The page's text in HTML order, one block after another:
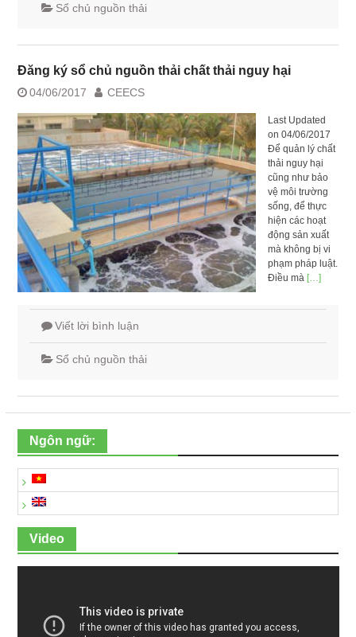
Sổ chủ nguồn thải
Đăng ký sổ chủ nguồn thải chất thải nguy hại
04/06/2017 CEECS
Last Updated
on 04/06/2017
Để quản lý chất
thải nguy hại
cũng như bảo
vệ môi trường
sống, để thực
hiện các hoạt
động sản xuất
mà không bị vi
phạm pháp luật.
Điều mà […]
Viết lời bình luận
Sổ chủ nguồn thải
Ngôn ngữ:
Video